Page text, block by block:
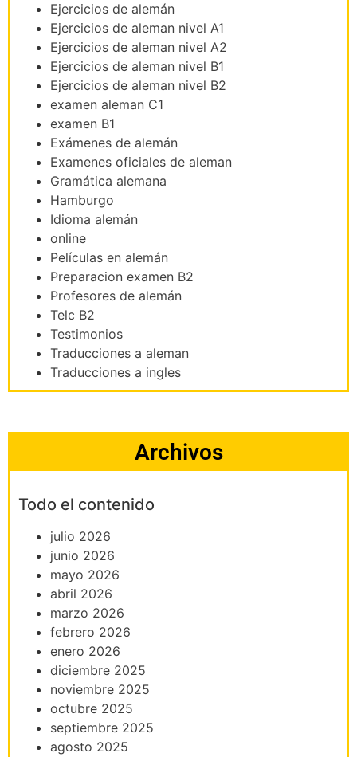
Ejercicios de alemán
Ejercicios de aleman nivel A1
Ejercicios de aleman nivel A2
Ejercicios de aleman nivel B1
Ejercicios de aleman nivel B2
examen aleman C1
examen B1
Exámenes de alemán
Examenes oficiales de aleman
Gramática alemana
Hamburgo
Idioma alemán
online
Películas en alemán
Preparacion examen B2
Profesores de alemán
Telc B2
Testimonios
Traducciones a aleman
Traducciones a ingles
Archivos
Todo el contenido
julio 2026
junio 2026
mayo 2026
abril 2026
marzo 2026
febrero 2026
enero 2026
diciembre 2025
noviembre 2025
octubre 2025
septiembre 2025
agosto 2025